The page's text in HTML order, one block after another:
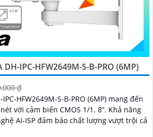
DH-IPC-HFW2649M-S-B-PRO (6MP)
₫
HFW2649M-S-B-PRO (6MP) mang đến
cảm biến CMOS 1/1. 8”. Khả năng
AI-ISP đảm bảo chất lượng vượt trội cả